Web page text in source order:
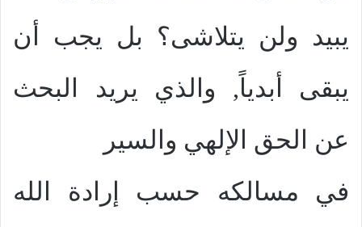
يبيد ولن يتلاشى؟ بل يجب أن
يبقى أبدياً, والذي يريد البحث
عن الحق الإلهي والسير
في مسالكه حسب إرادة الله